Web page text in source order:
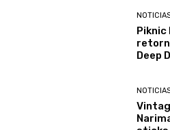
Piknic
Deep